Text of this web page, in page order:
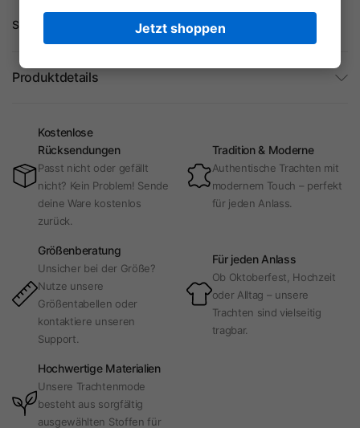
Share:
Produktdetails
Kostenlose
Rücksendungen
Passt nicht oder gefällt
nicht? Kein Problem! Sende
deine Ware kostenlos
zurück.
Tradition & Moderne
Authentische Trachten mit
modernem Touch – perfekt
für jeden Anlass.
Größenberatung
Unsicher bei der Größe?
Nutze unsere
Größentabellen oder
kontaktiere unseren
Support.
Für jeden Anlass
Ob Oktoberfest, Hochzeit
oder Alltag – unsere
Trachten sind vielseitig
tragbar.
Hochwertige Materialien
Unsere Trachtenmode
besteht aus sorgfältig
ausgewählten Stoffen für
Jetzt shoppen